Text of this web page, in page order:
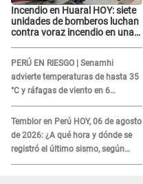
Incendio en Huaral HOY: siete
unidades de bomberos luchan
contra voraz incendio en una
PERÚ EN RIESGO | Senamhi
advierte temperaturas de hasta 35
°C y ráfagas de viento en 6
regiones del país
Temblor en Perú HOY, 06 de agosto
de 2026: ¿A qué hora y dónde se
registró el último sismo, según
IGP?